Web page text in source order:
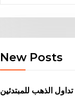
New Posts
تداول الذهب للمبتدئين